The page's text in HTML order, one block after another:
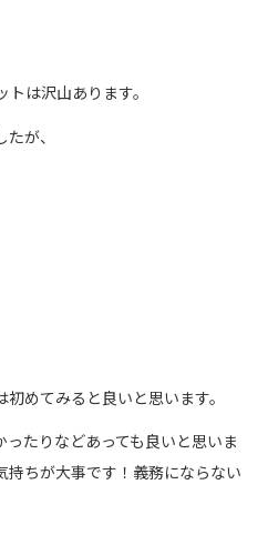
トは沢山あります。
が、
めてみると良いと思います。
ったりなどあっても良いと思いま
持ちが大事です！義務にならない